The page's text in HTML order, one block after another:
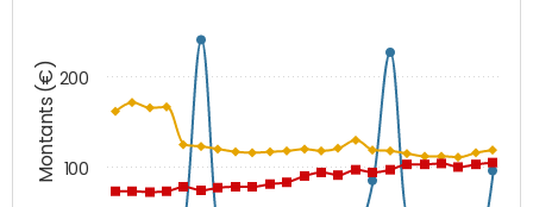
Montants (€) 100
200